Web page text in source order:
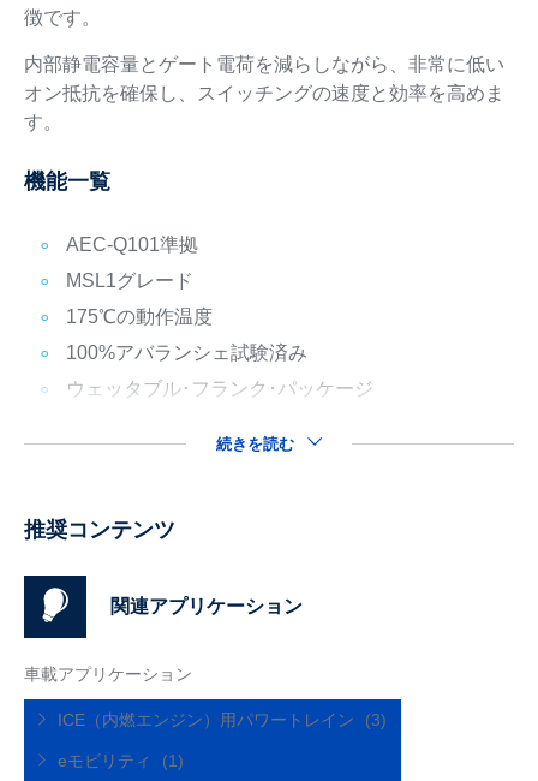
徴です。
内部静電容量とゲート電荷を減らしながら、非常に低い
オン抵抗を確保し、スイッチングの速度と効率を高めま
す。
機能一覧
AEC-Q101準拠
MSL1グレード
175℃の動作温度
100%アバランシェ試験済み
ウェッタブル･フランク･パッケージ
続きを読む
推奨コンテンツ
関連アプリケーション
車載アプリケーション
ICE（内燃エンジン）用パワートレイン (3)
eモビリティ (1)